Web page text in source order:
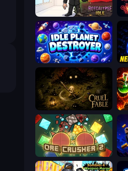
Rotcalypse: Idle Incremental
Idle Planet Destroyer
Cruel Fable
OreCrusher 2